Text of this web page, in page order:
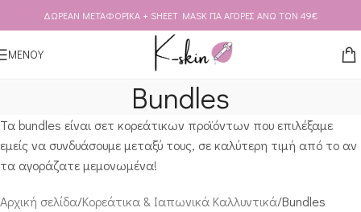
Skip to navigation
Skip to main content
ΔΩΡΕΑΝ ΜΕΤΑΦΟΡΙΚΑ + SHEET MASK ΓΙΑ ΑΓΟΡΕΣ ΑΝΩ ΤΩΝ 49€
ΜΕΝΟΥ
Bundles
Τα bundles είναι σετ κορεάτικων προϊόντων που επιλέξαμε
εμείς να συνδυάσουμε μεταξύ τους, σε καλύτερη τιμή από το αν
τα αγοράζατε μεμονωμένα!
Αρχική σελίδα Κορεάτικα & Ιαπωνικά Καλλυντικά Bundles